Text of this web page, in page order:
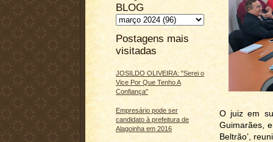
BLOG
Postagens mais
visitadas
JOSILDO OLIVEIRA: "Serei o
Vice Por Que Tenho A
Confiança"
Empresário pode ser
candidato à prefeitura de
Alagoinha em 2016
O juiz em
Guimarães,
Beltrão’,